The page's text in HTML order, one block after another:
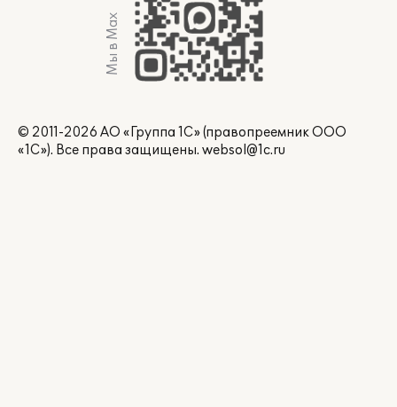
Мы в Max
© 2011-2026 АО «Группа 1С» (правопреемник ООО
«1С»). Все права защищены. websol@1c.ru